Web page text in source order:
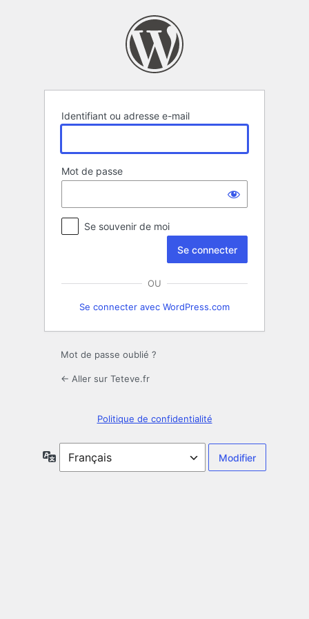
Identifiant ou adresse e-mail
Mot de passe
Se souvenir de moi
OU
Se connecter avec WordPress.com
Mot de passe oublié ?
← Aller sur Teteve.fr
Politique de confidentialité
Langue